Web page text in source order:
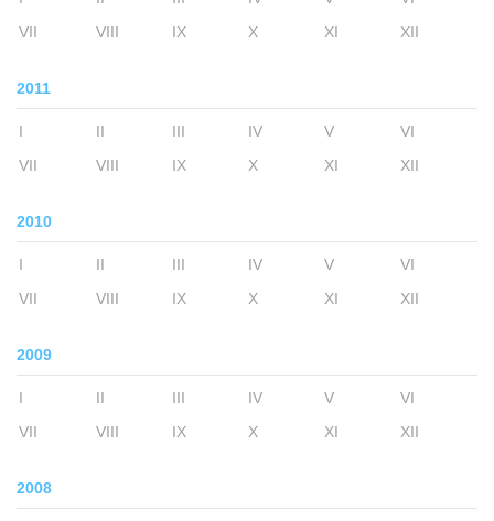
VII
VIII IX X XI XII
2011
I II III IV V
VI
VII
VIII IX X XI XII
2010
I II III IV V
VI
VII
VIII IX X XI XII
2009
I II III IV V
VI
VII
VIII IX X XI XII
2008